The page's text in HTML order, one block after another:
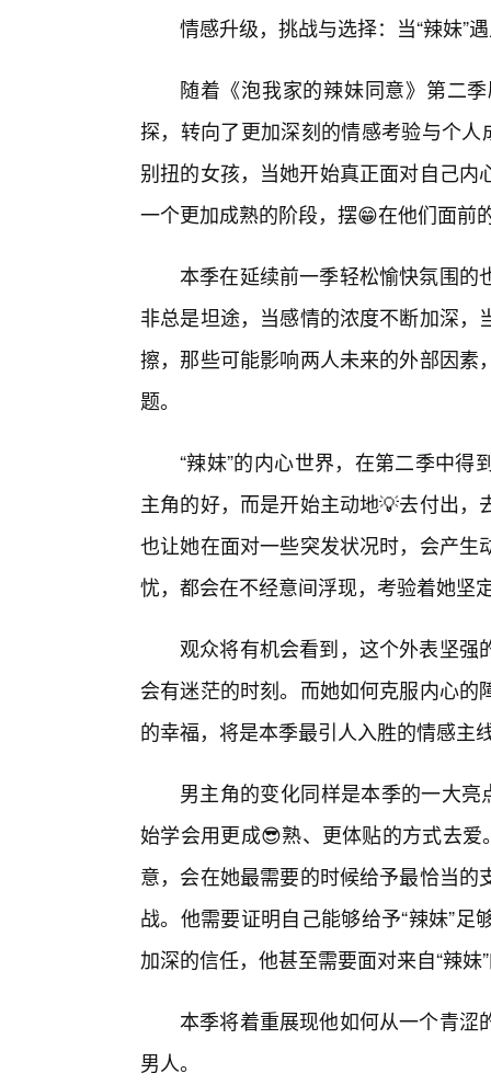
情感升级，挑战与选择：当“辣妹”
随着《泡我家的辣妹同意》第二
探，转向了更加深刻的情感考验与个
别扭的女孩，当她开始真正面对自己
一个更加成熟的阶段，摆😁在他们面前
本季在延续前一季轻松愉快氛围的
非总是坦途，当感情的浓度不断加深
擦，那些可能影响两人未来的外部因
题。
“辣妹”的内心世界，在第二季中
主角的好，而是开始主动地💡去付出
也让她在面对一些突发状况时，会产
忧，都会在不经意间浮现，考验着她坚
观众将有机会看到，这个外表坚
会有迷茫的时刻。而她如何克服内心
的幸福，将是本季最引人入胜的情感主
男主角的变化同样是本季的一大亮
始学会用更成😎熟、更体贴的方式去
意，会在她最需要的时候给予最恰当
战。他需要证明自己能够给予“辣妹”
加深的信任，他甚至需要面对来自“辣
本季将着重展现他如何从一个青涩
男人。